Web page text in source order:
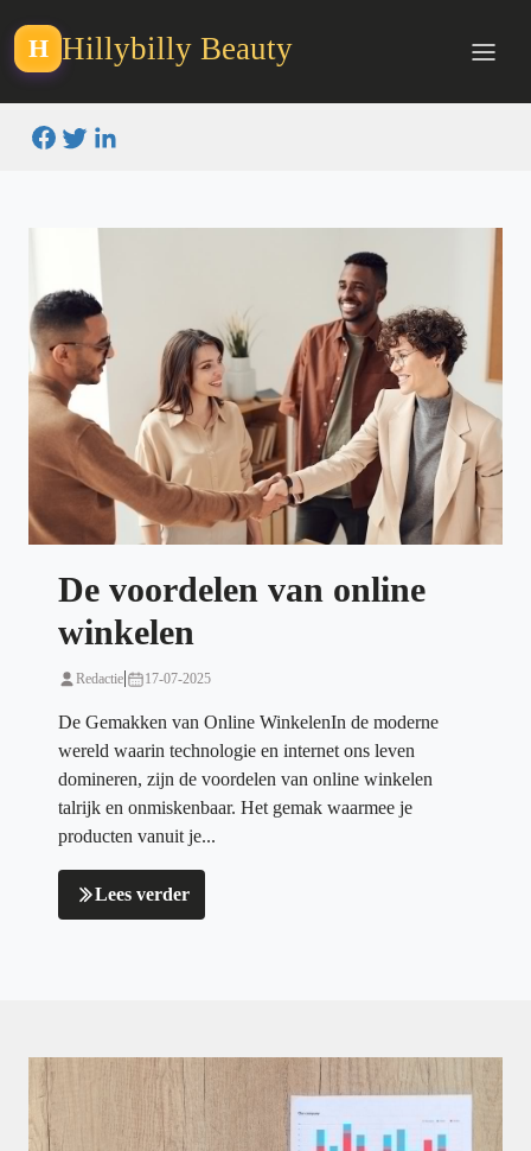
H Hillybilly Beauty
De voordelen van online
winkelen
Redactie| 17-07-2025
De Gemakken van Online WinkelenIn de moderne
wereld waarin technologie en internet ons leven
domineren, zijn de voordelen van online winkelen
talrijk en onmiskenbaar. Het gemak waarmee je
producten vanuit je...
Lees verder